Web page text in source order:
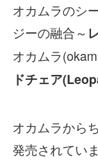
オカムラのシ
ジーの融合～
オカムラ
ドチェア
オカムラから
発売されていま